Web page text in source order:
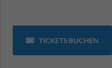
TICKETS BUCHEN